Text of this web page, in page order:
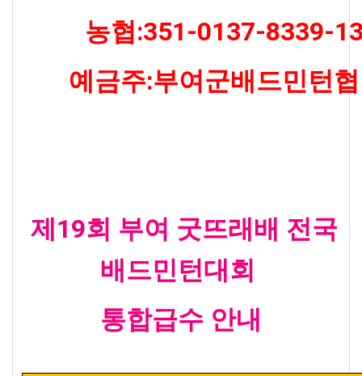
농협:351-0137-8339-
예금주:부여군배드민턴
제19회 부여 굿뜨래배 전국
배드민턴대회
통합급수 안내